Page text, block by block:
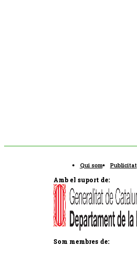
Qui som Publicitat
Amb el suport de:
Som membres de: